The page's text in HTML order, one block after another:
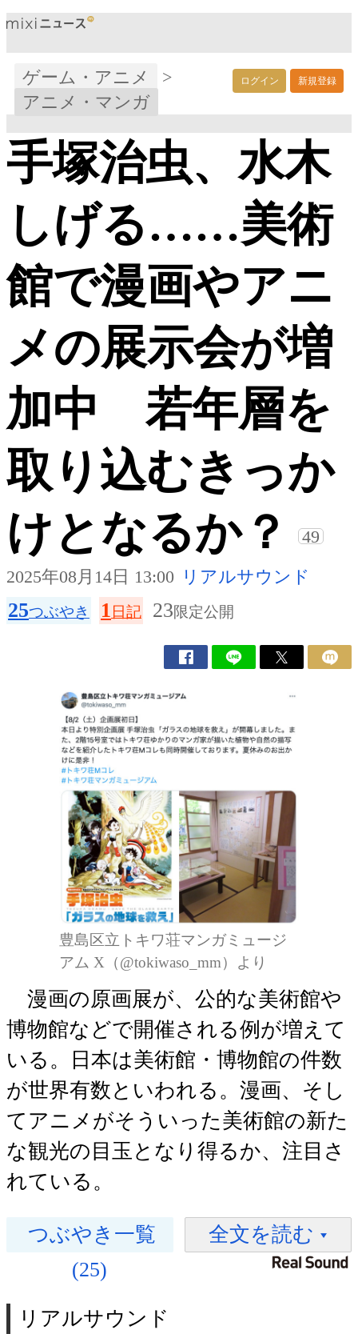
ログイン 新規登録
ゲーム・アニメ
>
アニメ・マンガ
手塚治虫、水木
しげる……美術
館で漫画やアニ
メの展示会が増
加中 若年層を
取り込むきっか
けとなるか？
49
2025年08月14日 13:00 リアルサウンド
25つぶやき 1 日記 23限定公開
豊島区立トキワ荘マンガミュージ
アム X（@tokiwaso_mm）より
漫画の原画展が、公的な美術館や
博物館などで開催される例が増えて
いる。日本は美術館・博物館の件数
が世界有数といわれる。漫画、そし
てアニメがそういった美術館の新た
な観光の目玉となり得るか、注目さ
れている。
つぶやき一覧
(25)
全文を読む
リアルサウンド